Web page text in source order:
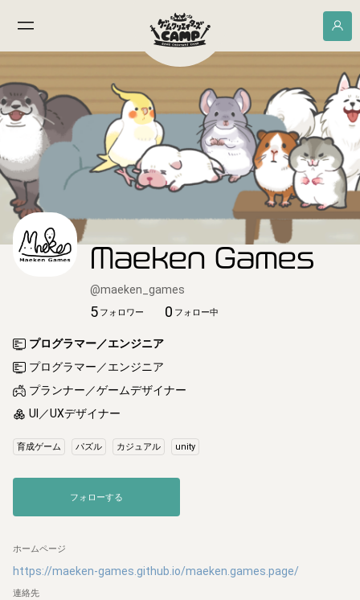
Maeken Games
@maeken_games
5 フォロワー 0 フォロー中
プログラマー／エンジニア
プログラマー／エンジニア
プランナー／ゲームデザイナー
UI／UXデザイナー
育成ゲーム パズル カジュアル unity
フォローする
ホームページ
https://maeken-games.github.io/maeken.games.page/
連絡先